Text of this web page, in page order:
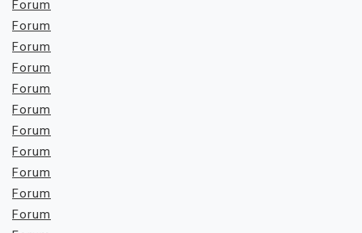
Forum
Forum
Forum
Forum
Forum
Forum
Forum
Forum
Forum
Forum
Forum